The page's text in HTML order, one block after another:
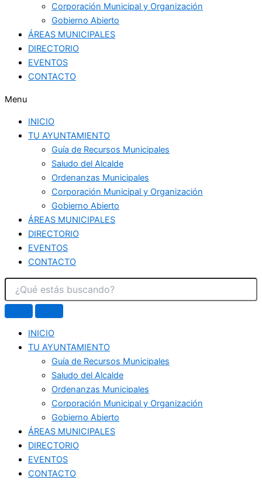
Corporación Municipal y Organización
Gobierno Abierto
ÁREAS MUNICIPALES
DIRECTORIO
EVENTOS
CONTACTO
Menu
INICIO
TU AYUNTAMIENTO
Guía de Recursos Municipales
Saludo del Alcalde
Ordenanzas Municipales
Corporación Municipal y Organización
Gobierno Abierto
ÁREAS MUNICIPALES
DIRECTORIO
EVENTOS
CONTACTO
INICIO
TU AYUNTAMIENTO
Guía de Recursos Municipales
Saludo del Alcalde
Ordenanzas Municipales
Corporación Municipal y Organización
Gobierno Abierto
ÁREAS MUNICIPALES
DIRECTORIO
EVENTOS
CONTACTO